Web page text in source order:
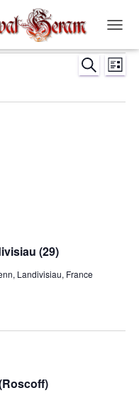
LA
et
LISTE
(29)
Landivisiau, France